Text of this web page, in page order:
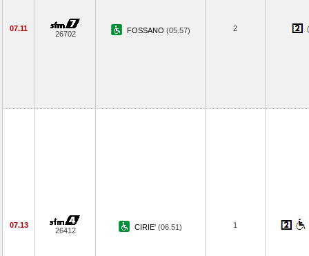
07.11
26702 FOSSANO (05.57) 2
07.13
26412 CIRIE' (06.51) 1